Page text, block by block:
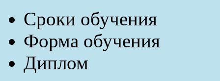
Сроки обучения
Форма обучения
Диплом